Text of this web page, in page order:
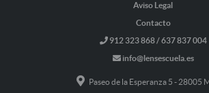
Aviso Legal
Contacto
912 323 868 / 637 837 004
info@lensescuela.es
Paseo de la Esperanza 5 - 28005